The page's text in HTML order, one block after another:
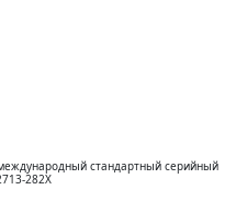
стандартный серийный
282X